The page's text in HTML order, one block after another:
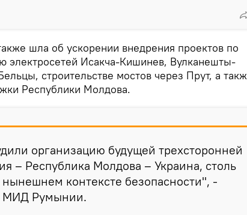
шла об ускорении внедрения проектов по
электросетей Исакча-Кишинев, Вулканешты-
строительстве мостов через Прут, а
Республики Молдова.
организацию будущей трехсторонней
– Республика Молдова – Украина, столь
контексте безопасности", -
МИД Румынии.